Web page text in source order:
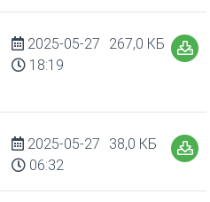
2025-05-27
18:19
267,0 КБ
2025-05-27
06:32
38,0 КБ